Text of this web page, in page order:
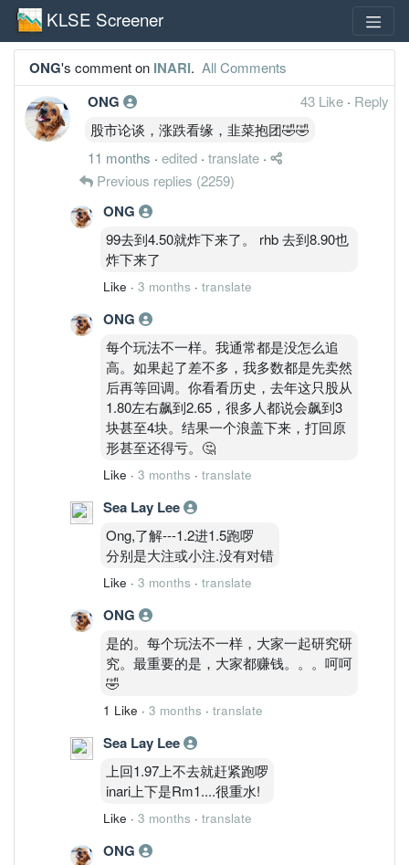
KLSE Screener
ONG's comment on INARI. All Comments
ONG 43 Like · Reply
股市论谈，涨跌看缘，韭菜抱团🤣🤣
11 months · edited · translate ·
Previous replies (2259)
ONG
99去到4.50就炸下来了。 rhb 去到8.90也
炸下来了
Like · 3 months · translate
ONG
每个玩法不一样。我通常都是没怎么追
高。如果起了差不多，我多数都是先卖然
后再等回调。你看看历史，去年这只股从
1.80左右飙到2.65，很多人都说会飙到3
块甚至4块。结果一个浪盖下来，打回原
形甚至还得亏。🤔
Like · 3 months · translate
Sea Lay Lee
Ong,了解---1.2进1.5跑啰
分别是大注或小注.没有对错
Like · 3 months · translate
ONG
是的。每个玩法不一样，大家一起研究研
究。最重要的是，大家都赚钱。。。呵呵
🤣
1 Like · 3 months · translate
Sea Lay Lee
上回1.97上不去就赶紧跑啰
inari上下是Rm1....很重水!
Like · 3 months · translate
ONG